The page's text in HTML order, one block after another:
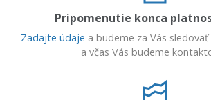
Pripomenutie konca
Zadajte údaje a budeme za Vás
a včas Vás budeme